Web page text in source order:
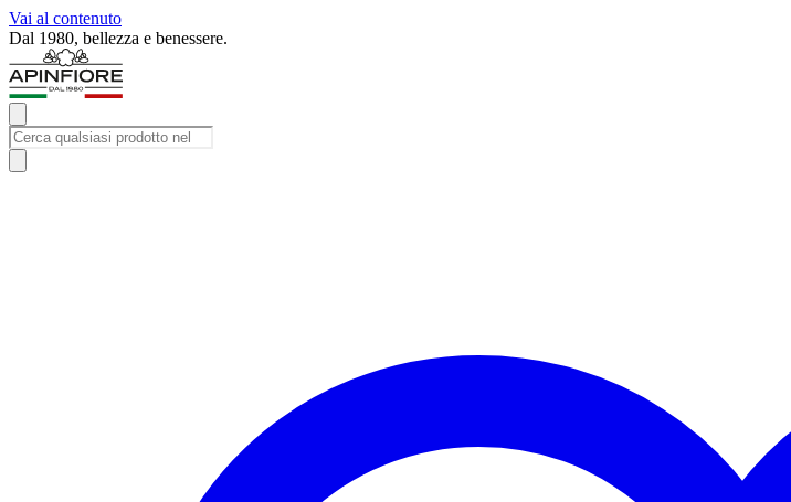
Vai al contenuto
Iscriviti alla newsletter e ricevi subito uno sconto del 10%.